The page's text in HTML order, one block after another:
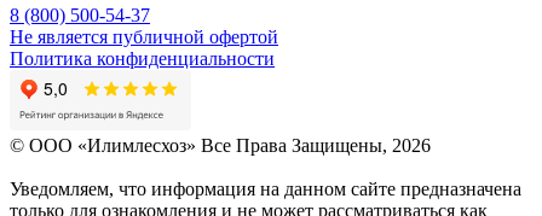
8 (800) 500-54-37
Не является публичной офертой
Политика конфиденциальности
© OOO «Илимлесхоз» Все Права Защищены, 2026
Уведомляем, что информация на данном сайте предназначена
только для ознакомления и не может рассматриваться как